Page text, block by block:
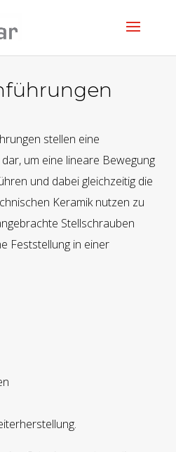
stellen eine
um eine lineare Bewegung
und dabei gleichzeitig die
Keramik nutzen zu
Stellschrauben
Feststellung in einer